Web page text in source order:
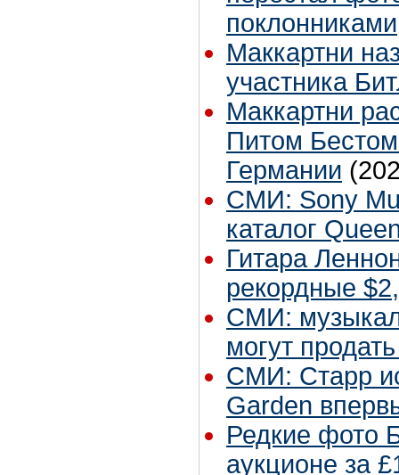
поклонниками
Маккартни
участника
Маккартни
Питом
Германии
СМИ: Sony
каталог
Гитара
рекордные
СМИ:
могут
СМИ: Старр
Garden
Редкие фото
аукционе за